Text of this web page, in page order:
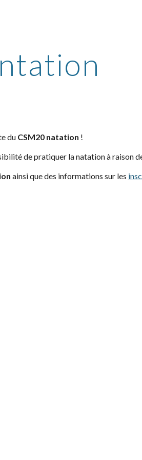
du CSM20 natation !
de pratiquer la natation à raison
ainsi que des informations sur les